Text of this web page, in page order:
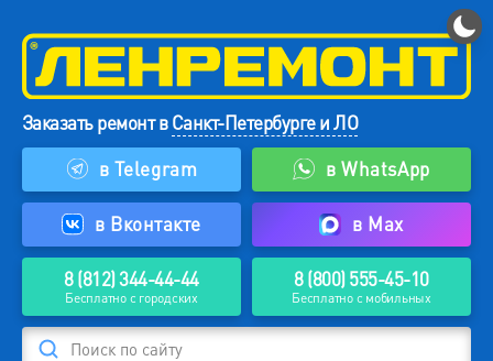
Заказать ремонт вСанкт-Петербурге и ЛО
в Telegram
в WhatsApp
в Вконтакте в Max
8 (812) 344-44-44
Бесплатно с городских
8 (800) 555-45-10
Бесплатно с мобильных
Поиск по сайту